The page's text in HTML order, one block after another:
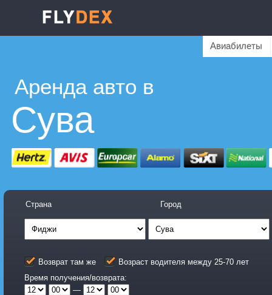
Авиабилеты
Аренда авто в
Сува
Страна Город
Возврат там же
Возраст водителя между 25-70 лет
Время получения/возврата:
—